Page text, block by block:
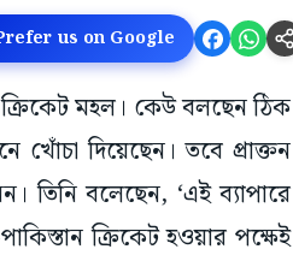
us on Google
ক্রিকেট মহল। কেউ বলছেন ঠিক
খোঁচা দিয়েছেন। তবে প্রাক্তন
তিনি বলেছেন, ‘এই ব্যাপারে
ক্রিকেট হওয়ার পক্ষেই